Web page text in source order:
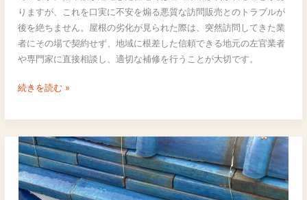
りますが、これを口実に不安を煽る悪質な訪問販売とのトラブルが
後を絶ちません。屋根の劣化が見られた際は、突然訪問してきた業
者にその場で契約せず、地域に根差した信頼できる地元の左官業者
や専門家に直接相談し、適切な補修を行うことが大切です。
化
と
訪
問
売
ル
を
防
ぐ
続きを読む »